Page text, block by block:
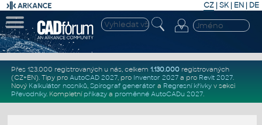
CZ | SK| EN | DE
Přes 123.000 registrovaných u nás, celkem 1.130.000registrovaných
(CZ+EN). Tipy pro AutoCAD 2027, pro Inventor 2027a pro Revit 2027.
Nový Kalkulátor nosníků, Spirograf generátor a Regresní křivkyv sekci
Převodníky. Kompletní příkazya proměnné AutoCADu 2027.